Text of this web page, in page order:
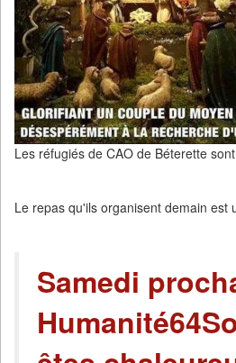
Les réfugiés de CAO de Béterette
Le repas qu'ils organisent demain
Samedi